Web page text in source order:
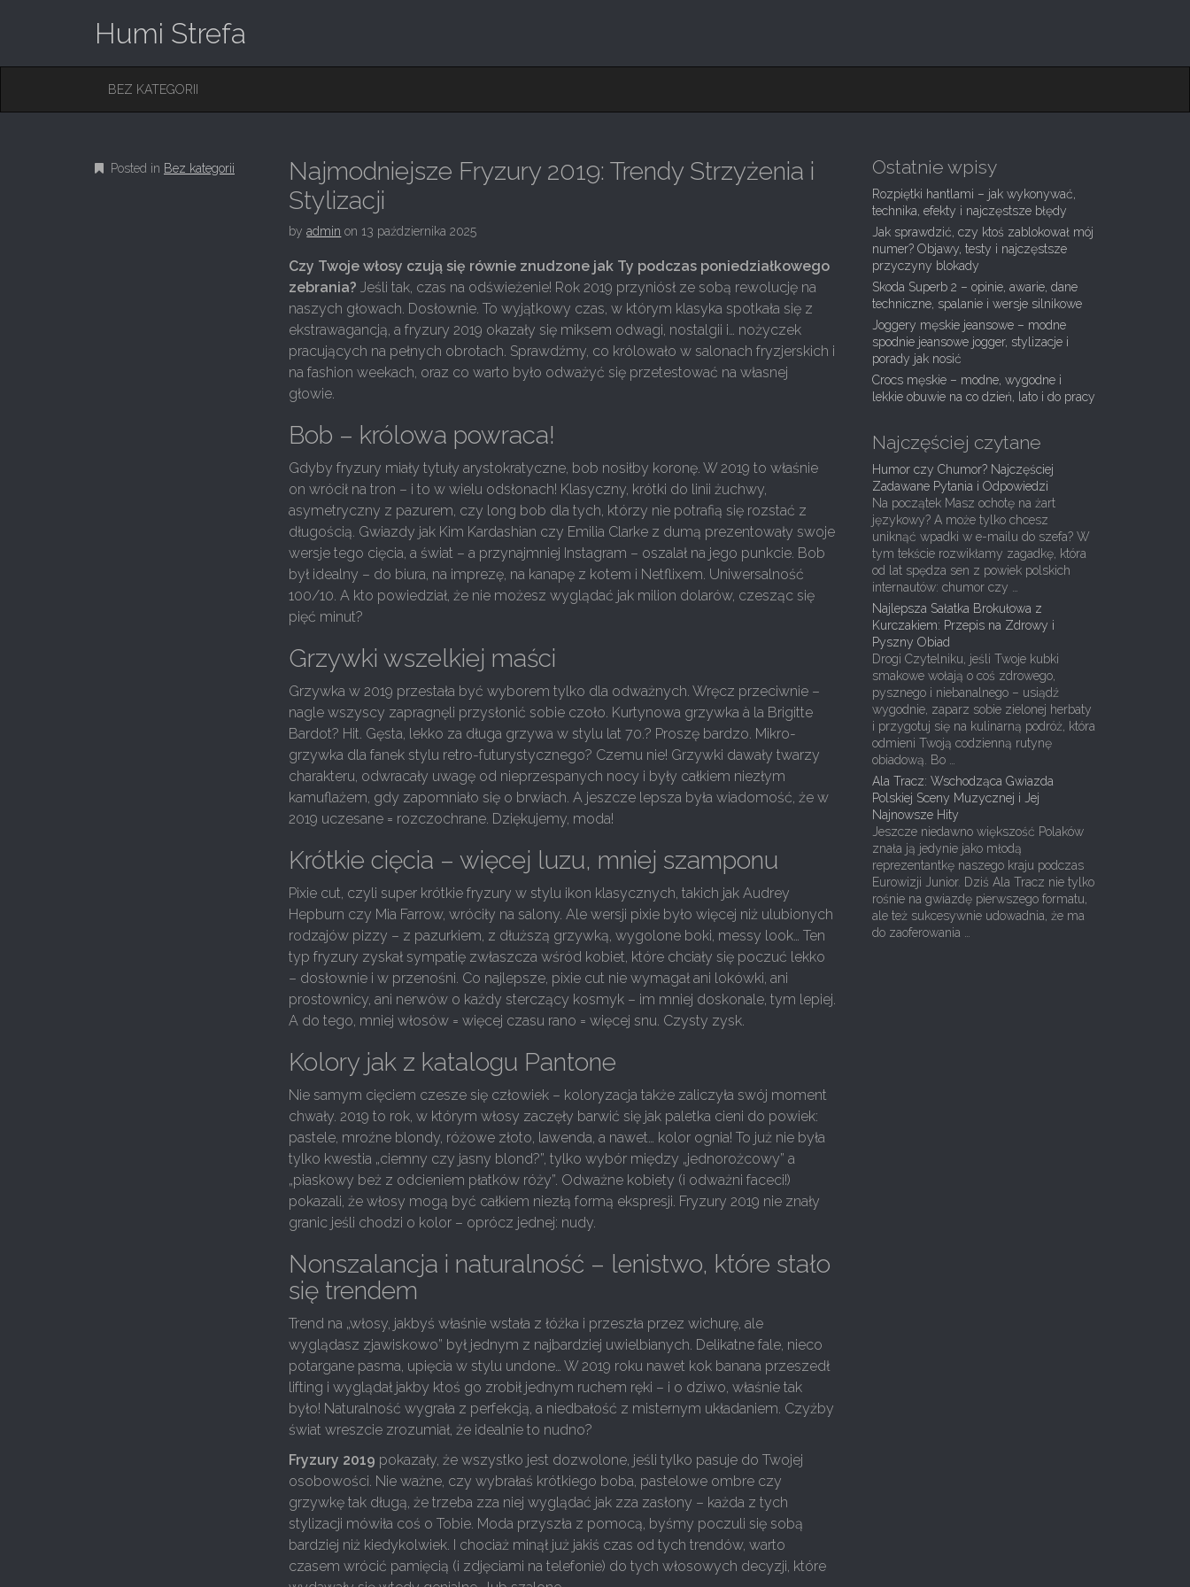
Humi Strefa
M
M
C
BEZ KATEGORII
Posted in Bez kategorii
Najmodniejsze Fryzury 2019: Trendy Strzyżenia i
Stylizacji
byadmin on 13 października 2025
Czy Twoje włosy czują się równie znudzone jak Ty podczas poniedziałkowego
zebrania? Jeśli tak, czas na odświeżenie! Rok 2019 przyniósł ze sobą rewolucję na
naszych głowach. Dosłownie. To wyjątkowy czas, w którym klasyka spotkała się z
ekstrawagancją, a fryzury 2019 okazały się miksem odwagi, nostalgii i… nożyczek
pracujących na pełnych obrotach. Sprawdźmy, co królowało w salonach fryzjerskich i
na fashion weekach, oraz co warto było odważyć się przetestować na własnej
głowie.
Bob – królowa powraca!
Gdyby fryzury miały tytuły arystokratyczne, bob nosiłby koronę. W 2019 to właśnie
on wrócił na tron – i to w wielu odsłonach! Klasyczny, krótki do linii żuchwy,
asymetryczny z pazurem, czy long bob dla tych, którzy nie potrafią się rozstać z
długością. Gwiazdy jak Kim Kardashian czy Emilia Clarke z dumą prezentowały swoje
wersje tego cięcia, a świat – a przynajmniej Instagram – oszalał na jego punkcie. Bob
był idealny – do biura, na imprezę, na kanapę z kotem i Netflixem. Uniwersalność
100/10. A kto powiedział, że nie możesz wyglądać jak milion dolarów, czesząc się
pięć minut?
Grzywki wszelkiej maści
Grzywka w 2019 przestała być wyborem tylko dla odważnych. Wręcz przeciwnie –
nagle wszyscy zapragnęli przysłonić sobie czoło. Kurtynowa grzywka à la Brigitte
Bardot? Hit. Gęsta, lekko za długa grzywa w stylu lat 70.? Proszę bardzo. Mikro-
grzywka dla fanek stylu retro-futurystycznego? Czemu nie! Grzywki dawały twarzy
charakteru, odwracały uwagę od nieprzespanych nocy i były całkiem niezłym
kamuflażem, gdy zapomniało się o brwiach. A jeszcze lepsza była wiadomość, że w
2019 uczesane = rozczochrane. Dziękujemy, moda!
Krótkie cięcia – więcej luzu, mniej szamponu
Pixie cut, czyli super krótkie fryzury w stylu ikon klasycznych, takich jak Audrey
Hepburn czy Mia Farrow, wróciły na salony. Ale wersji pixie było więcej niż ulubionych
rodzajów pizzy – z pazurkiem, z dłuższą grzywką, wygolone boki, messy look… Ten
typ fryzury zyskał sympatię zwłaszcza wśród kobiet, które chciały się poczuć lekko
– dosłownie i w przenośni. Co najlepsze, pixie cut nie wymagał ani lokówki, ani
prostownicy, ani nerwów o każdy sterczący kosmyk – im mniej doskonale, tym lepiej.
A do tego, mniej włosów = więcej czasu rano = więcej snu. Czysty zysk.
Kolory jak z katalogu Pantone
Nie samym cięciem czesze się człowiek – koloryzacja także zaliczyła swój moment
chwały. 2019 to rok, w którym włosy zaczęły barwić się jak paletka cieni do powiek:
pastele, mroźne blondy, różowe złoto, lawenda, a nawet… kolor ognia! To już nie była
tylko kwestia „ciemny czy jasny blond?”, tylko wybór między „jednorożcowy” a
„piaskowy beż z odcieniem płatków róży”. Odważne kobiety (i odważni faceci!)
pokazali, że włosy mogą być całkiem niezłą formą ekspresji. Fryzury 2019 nie znały
granic jeśli chodzi o kolor – oprócz jednej: nudy.
Nonszalancja i naturalność – lenistwo, które stało
się trendem
Trend na „włosy, jakbyś właśnie wstała z łóżka i przeszła przez wichurę, ale
wyglądasz zjawiskowo” był jednym z najbardziej uwielbianych. Delikatne fale, nieco
potargane pasma, upięcia w stylu undone… W 2019 roku nawet kok banana przeszedł
lifting i wyglądał jakby ktoś go zrobił jednym ruchem ręki – i o dziwo, właśnie tak
było! Naturalność wygrała z perfekcją, a niedbałość z misternym układaniem. Czyżby
świat wreszcie zrozumiał, że idealnie to nudno?
Fryzury 2019 pokazały, że wszystko jest dozwolone, jeśli tylko pasuje do Twojej
osobowości. Nie ważne, czy wybrałaś krótkiego boba, pastelowe ombre czy
grzywkę tak długą, że trzeba zza niej wyglądać jak zza zasłony – każda z tych
stylizacji mówiła coś o Tobie. Moda przyszła z pomocą, byśmy poczuli się sobą
bardziej niż kiedykolwiek. I chociaż minął już jakiś czas od tych trendów, warto
czasem wrócić pamięcią (i zdjęciami na telefonie) do tych włosowych decyzji, które
Ostatnie wpisy
Rozpiętki hantlami – jak wykonywać,
technika, efekty i najczęstsze błędy
Jak sprawdzić, czy ktoś zablokował mój
numer? Objawy, testy i najczęstsze
przyczyny blokady
Skoda Superb 2 – opinie, awarie, dane
techniczne, spalanie i wersje silnikowe
Joggery męskie jeansowe – modne
spodnie jeansowe jogger, stylizacje i
porady jak nosić
Crocs męskie – modne, wygodne i
lekkie obuwie na co dzień, lato i do pracy
Najczęściej czytane
Humor czy Chumor? Najczęściej
Zadawane Pytania i Odpowiedzi
Na początek Masz ochotę na żart
językowy? A może tylko chcesz
uniknąć wpadki w e-mailu do szefa? W
tym tekście rozwikłamy zagadkę, która
od lat spędza sen z powiek polskich
internautów: chumor czy …
Najlepsza Sałatka Brokułowa z
Kurczakiem: Przepis na Zdrowy i
Pyszny Obiad
Drogi Czytelniku, jeśli Twoje kubki
smakowe wołają o coś zdrowego,
pysznego i niebanalnego – usiądź
wygodnie, zaparz sobie zielonej herbaty
i przygotuj się na kulinarną podróż, która
odmieni Twoją codzienną rutynę
obiadową. Bo …
Ala Tracz: Wschodząca Gwiazda
Polskiej Sceny Muzycznej i Jej
Najnowsze Hity
Jeszcze niedawno większość Polaków
znała ją jedynie jako młodą
reprezentantkę naszego kraju podczas
Eurowizji Junior. Dziś Ala Tracz nie tylko
rośnie na gwiazdę pierwszego formatu,
ale też sukcesywnie udowadnia, że ma
do zaoferowania …